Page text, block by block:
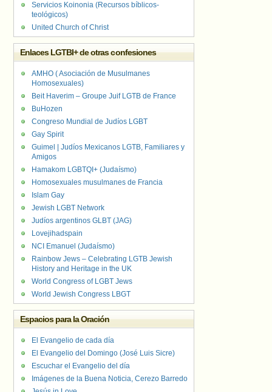
Servicios Koinonia (Recursos bíblicos-
teológicos)
United Church of Christ
Enlaces LGTBI+ de otras confesiones
AMHO ( Asociación de Musulmanes
Homosexuales)
Beit Haverim – Groupe Juif LGTB de France
BuHozen
Congreso Mundial de Judíos LGBT
Gay Spirit
Guimel | Judíos Mexicanos LGTB, Familiares y
Amigos
Hamakom LGBTQI+ (Judaísmo)
Homosexuales musulmanes de Francia
Islam Gay
Jewish LGBT Network
Judíos argentinos GLBT (JAG)
Lovejihadspain
NCI Emanuel (Judaísmo)
Rainbow Jews – Celebrating LGTB Jewish
History and Heritage in the UK
World Congress of LGBT Jews
World Jewish Congress LBGT
Espacios para la Oración
El Evangelio de cada día
El Evangelio del Domingo (José Luis Sicre)
Escuchar el Evangelio del día
Imágenes de la Buena Noticia, Cerezo Barredo